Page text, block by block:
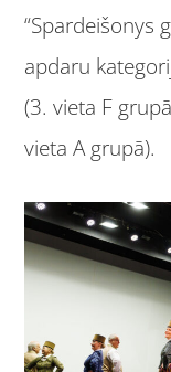
“Spardeišonys
apdaru
(3. vieta F
vieta A grupā).